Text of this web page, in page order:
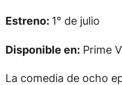
Estreno: 1° de julio
Disponible en:Prime
La comedia de ocho